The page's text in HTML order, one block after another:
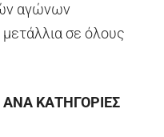
αγώνων
σε όλους
ΑΝΑ ΚΑΤΗΓΟΡΙΕΣ